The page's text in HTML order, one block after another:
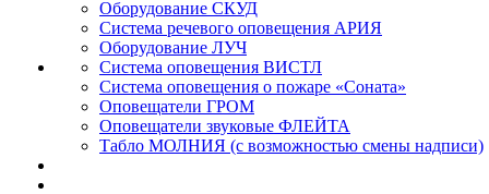
Оборудование СКУД
Система речевого оповещения АРИЯ
Оборудование ЛУЧ
Система оповещения ВИСТЛ
Система оповещения о пожаре «Соната»
Оповещатели ГРОМ
Оповещатели звуковые ФЛЕЙТА
Табло МОЛНИЯ (с возможностью смены надписи)